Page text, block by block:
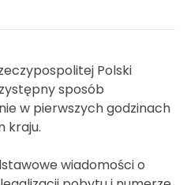
Polski
sposób
w pierwszych godzinach
kraju.
wiadomości o